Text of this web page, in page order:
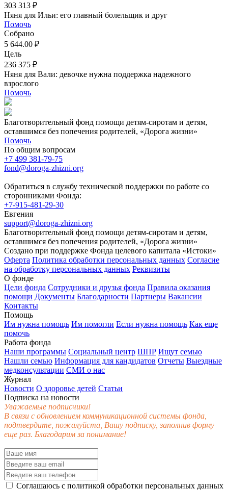
303 313 ₽
Няня для Ильи: его главный болельщик и друг
Помочь
Собрано
5 644.00 ₽
Цель
236 375 ₽
Няня для Вали: девочке нужна поддержка надежного
взрослого
Помочь
Благотворительный фонд помощи детям-сиротам и детям,
оставшимся без попечения родителей, «Дорога жизни»
Помочь
По общим вопросам
+7 499 381-79-75
fond@doroga-zhizni.org
Обратиться в службу технической поддержки по работе со
сторонниками Фонда:
+7-915-481-29-30
Евгения
support@doroga-zhizni.org
Благотворительный фонд помощи детям-сиротам и детям,
оставшимся без попечения родителей, «Дорога жизни»
Создано при поддержке Фонда целевого капитала «Истоки»
Оферта Политика обработки персональных данных Согласие
на обработку персональных данных Реквизиты
О фонде
Цели фонда Сотрудники и друзья фонда Правила оказания
помощи Документы Благодарности Партнеры Вакансии
Контакты
Помощь
Им нужна помощь Им помогли Если нужна помощь Как еще
помочь
Работа фонда
Наши программы Социальный центр ШПР Ищут семью
Нашли семью Информация для кандидатов Отчеты Выездные
медконсультации СМИ о нас
Журнал
Новости О здоровье детей Статьи
Подписка на новости
Уважаемые подписчики!
В связи с обновлением коммуникационной системы фонда,
подтвердите, пожалуйста, Вашу подписку, заполнив форму
еще раз. Благодарим за понимание!
Соглашаюсь с политикой обработки персональных данных